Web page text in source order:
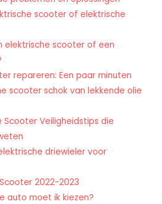
scooter of elektrische
elektrische scooter of een
repareren: Een paar minuten
scooter schok van lekkende olie
Scooter Veiligheidstips die
driewieler voor
2022-2023
auto moet ik kiezen?